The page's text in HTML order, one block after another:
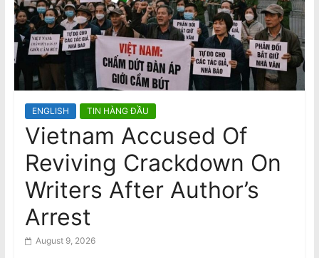
a
m
e
N
e
w
s
p
a
p
VIDEO: Cú bắt tay của hai biểu
tượng nhạc pop Madonna và Kylie
Minogue
ENGLISH TIN HÀNG ĐẦU
Vietnam Accused Of
Reviving Crackdown On
Writers After Author’s
Arrest
August 9, 2026